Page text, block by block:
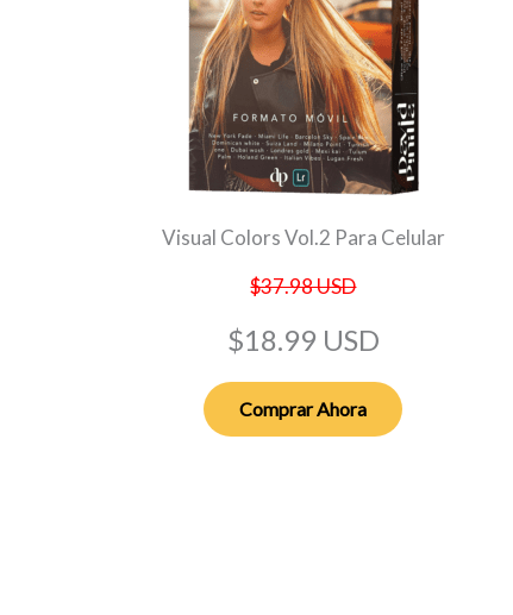
Visual Colors Vol.2 Para Celular
$37.98 USD
$18.99 USD
Comprar Ahora